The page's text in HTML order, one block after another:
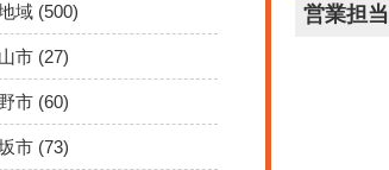
営業担当
域 (500)
市 (27)
市 (60)
市 (73)